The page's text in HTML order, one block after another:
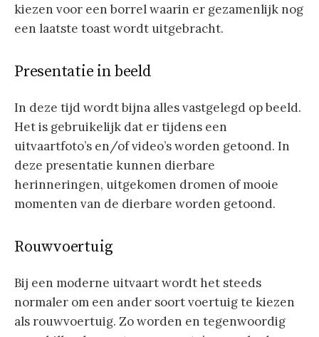
kiezen voor een borrel waarin er gezamenlijk nog
een laatste toast wordt uitgebracht.
Presentatie in beeld
In deze tijd wordt bijna alles vastgelegd op beeld.
Het is gebruikelijk dat er tijdens een
uitvaartfoto’s en/of video’s worden getoond. In
deze presentatie kunnen dierbare
herinneringen, uitgekomen dromen of mooie
momenten van de dierbare worden getoond.
Rouwvoertuig
Bij een moderne uitvaart wordt het steeds
normaler om een ander soort voertuig te kiezen
als rouwvoertuig. Zo worden en tegenwoordig